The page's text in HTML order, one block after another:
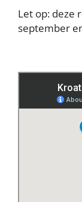
Let op: deze
september